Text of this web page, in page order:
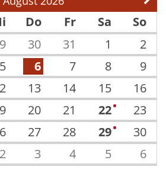
Do Fr Sa
So
30 31 1
2
5 6 7 8
9
13 14 15
16
20 21 22 1
23
27 28 29 1
30
2 3 4 5 6